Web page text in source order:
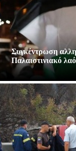
Συγκέντρωση
Παλαιστινιακό